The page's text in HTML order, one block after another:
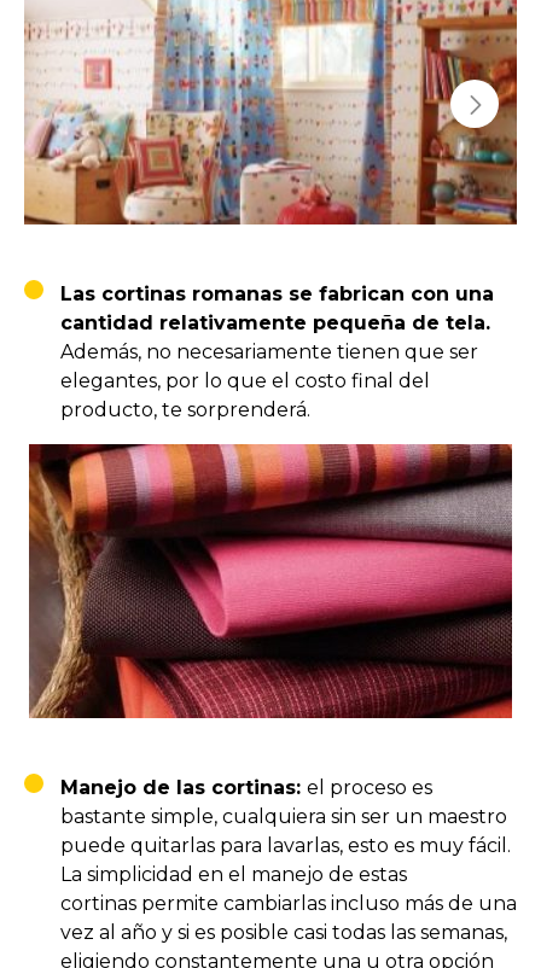
Las cortinas romanas se fabrican con una
cantidad relativamente pequeña de tela.
Además, no necesariamente tienen que ser
elegantes, por lo que el costo final del
producto, te sorprenderá.
Manejo de las cortinas: el proceso es
bastante simple, cualquiera sin ser un maestro
puede quitarlas para lavarlas, esto es muy fácil.
La simplicidad en el manejo de estas
cortinas permite cambiarlas incluso más de una
vez al año y si es posible casi todas las semanas,
eligiendo constantemente una u otra opción